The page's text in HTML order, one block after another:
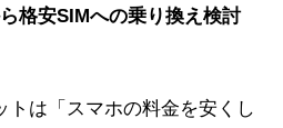
格安SIMへの乗り換え検討
トは「スマホの料金を安くし